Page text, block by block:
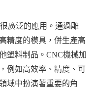
廣泛的應用。通過雕
精度的模具，併生產高
塑料制品。CNC機械加
例如高效率、精度、可
域中扮演著重要的角